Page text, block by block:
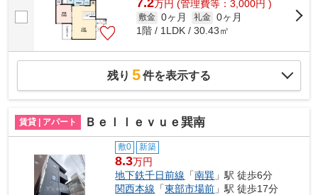
7.2万円 (管理費等：3,000円 )
敷金 0ヶ月 礼金 0ヶ月
1階 / 1LDK / 30.43㎡
残り 5件を表示する
賃貸 | アパート Ｂｅｌｌｅｖｕｅ巽南
敷0 新築
8.3万円
地下鉄千日前線 「南巽 」駅 徒歩6分
関西本線 「東部市場前 」駅 徒歩17分